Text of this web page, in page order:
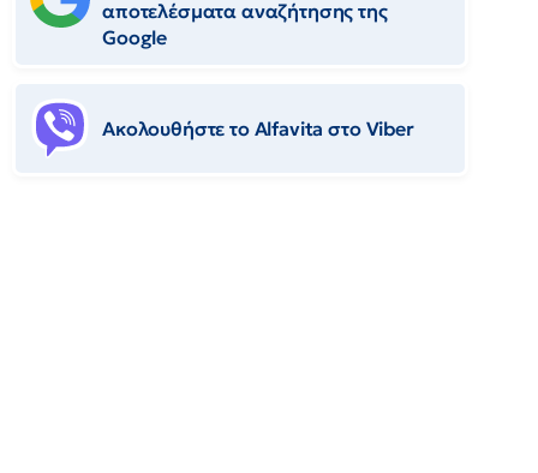
αποτελέσματα αναζήτησης της
Google
Ακολουθήστε το Αlfavita στο Viber